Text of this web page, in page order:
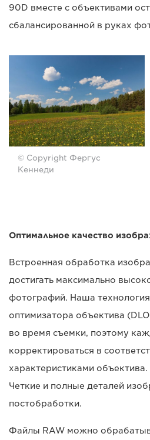
90D вместе с объективами
сбалансированной в руках
© Copyright Фергус
Кеннеди
Оптимальное качество
Встроенная обработка
достигать максимально
фотографий. Наша
оптимизатора объектива
во время съемки, поэтому
корректироваться в
характеристиками объектива.
Четкие и полные деталей
постобработки.
Файлы RAW можно